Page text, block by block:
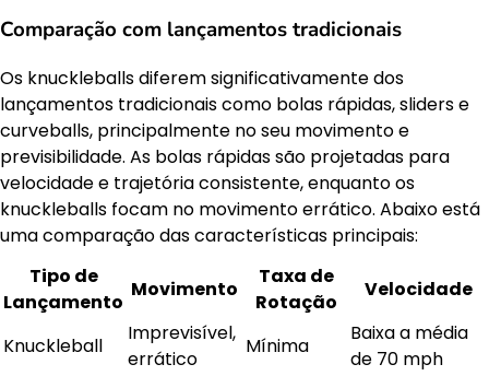
Comparação com lançamentos tradicionais
Os knuckleballs diferem significativamente dos
lançamentos tradicionais como bolas rápidas, sliders e
curveballs, principalmente no seu movimento e
previsibilidade. As bolas rápidas são projetadas para
velocidade e trajetória consistente, enquanto os
knuckleballs focam no movimento errático. Abaixo está
uma comparação das características principais:
Tipo de
Lançamento
Movimento
Taxa de
Rotação
Velocidade
Knuckleball
Imprevisível,
errático
Mínima
Baixa a média
de 70 mph